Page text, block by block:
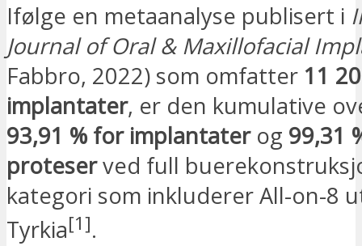
Ifølge en metaanalyse publisert i
Journal of Oral & Maxillofacial
Fabbro, 2022) som omfatter 11
implantater, er den kumulative
93,91 % for implantaterog 99,31
proteserved full
kategori som inkluderer All-on-8
Tyrkia[1].